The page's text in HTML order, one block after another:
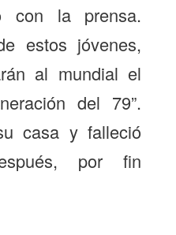
con la prensa.
estos jóvenes,
al mundial el
del 79”.
casa y falleció
por fin